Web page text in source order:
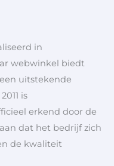
in
webwinkel biedt
uitstekende
is
erkend door de
dat het bedrijf zich
de kwaliteit